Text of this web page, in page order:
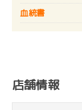
血統書
店舗情報